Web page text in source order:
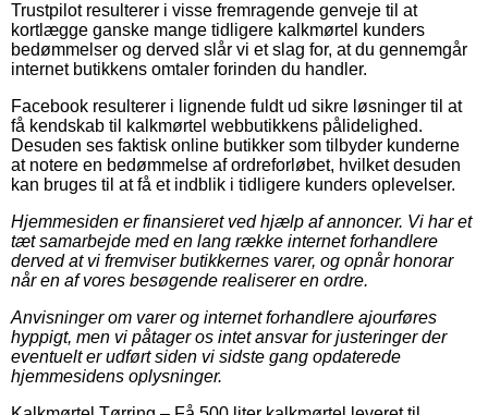
Trustpilot resulterer i visse fremragende genveje til at
kortlægge ganske mange tidligere kalkmørtel kunders
bedømmelser og derved slår vi et slag for, at du gennemgår
internet butikkens omtaler forinden du handler.
Facebook resulterer i lignende fuldt ud sikre løsninger til at
få kendskab til kalkmørtel webbutikkens pålidelighed.
Desuden ses faktisk online butikker som tilbyder kunderne
at notere en bedømmelse af ordreforløbet, hvilket desuden
kan bruges til at få et indblik i tidligere kunders oplevelser.
Hjemmesiden er finansieret ved hjælp af annoncer. Vi har et
tæt samarbejde med en lang række internet forhandlere
derved at vi fremviser butikkernes varer, og opnår honorar
når en af vores besøgende realiserer en ordre.
Anvisninger om varer og internet forhandlere ajourføres
hyppigt, men vi påtager os intet ansvar for justeringer der
eventuelt er udført siden vi sidste gang opdaterede
hjemmesidens oplysninger.